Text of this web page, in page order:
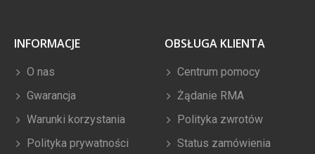
INFORMACJE
O nas
Gwarancja
Warunki korzystania
Polityka prywatności
OBSŁUGA KLIENTA
Centrum pomocy
Żądanie RMA
Polityka zwrotów
Status zamówienia